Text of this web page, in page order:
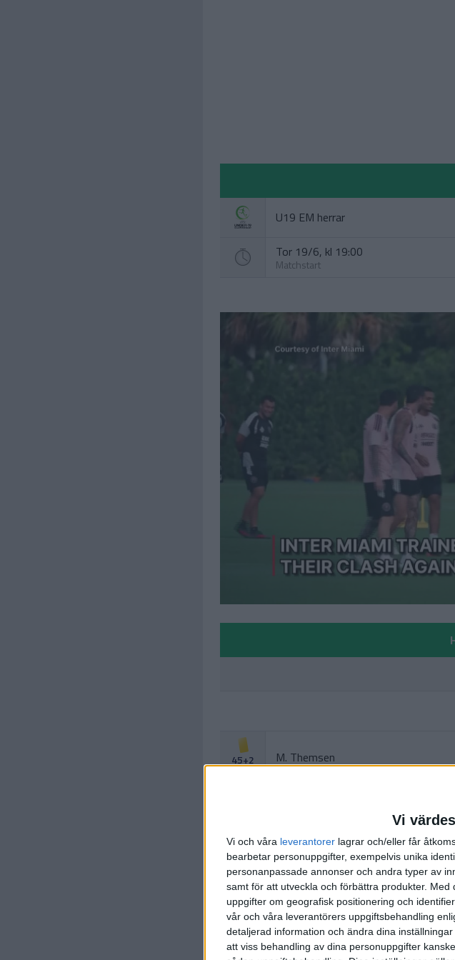
Vi
Vi och våra leverantorer lagrar och/eller får
bearbetar personuppgifter, exempelvis unika
personanpassade annonser och andra typer av
samt för att utveckla och förbättra produkter. Med
uppgifter om geografisk positionering och
vår och våra leverantörers uppgiftsbehandling
detaljerad information och ändra dina
att viss behandling av dina personuppgifter
U19 EM herrar
Tor 19/6, kl 19:00
Matchstart
45+2
M. Themsen
46 min
(ut.V. Berthelsen)